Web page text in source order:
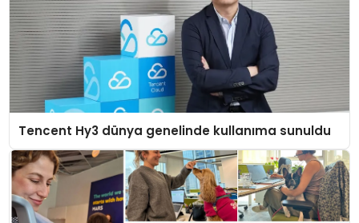
Tencent Hy3 dünya genelinde kullanıma sunuldu